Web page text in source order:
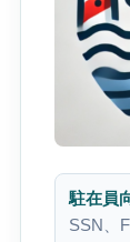
駐在員
SSN、